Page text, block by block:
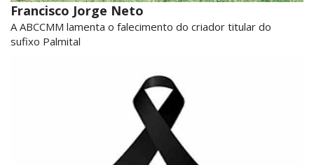
Francisco Jorge Neto
A ABCCMM lamenta o falecimento do criador titular do
sufixo Palmital